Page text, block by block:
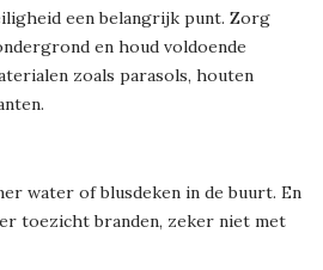
een belangrijk punt. Zorg
en houd voldoende
zoals parasols, houten
water of blusdeken in de buurt. En
toezicht branden, zeker niet met